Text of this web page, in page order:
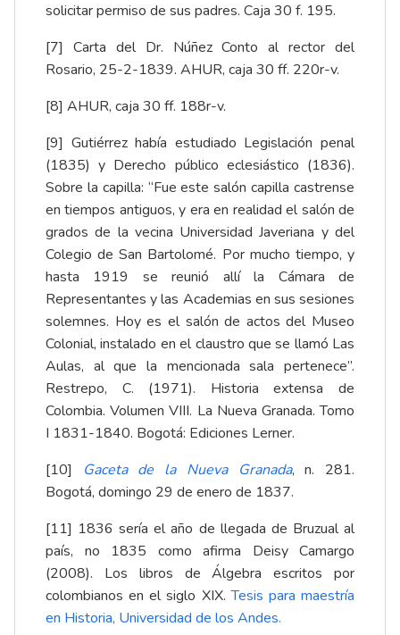
solicitar permiso de sus padres. Caja 30 f. 195.
[7] Carta del Dr. Núñez Conto al rector del
Rosario, 25-2-1839. AHUR, caja 30 ff. 220r-v.
[8] AHUR, caja 30 ff. 188r-v.
[9] Gutiérrez había estudiado Legislación penal
(1835) y Derecho público eclesiástico (1836).
Sobre la capilla: “Fue este salón capilla castrense
en tiempos antiguos, y era en realidad el salón de
grados de la vecina Universidad Javeriana y del
Colegio de San Bartolomé. Por mucho tiempo, y
hasta 1919 se reunió allí la Cámara de
Representantes y las Academias en sus sesiones
solemnes. Hoy es el salón de actos del Museo
Colonial, instalado en el claustro que se llamó Las
Aulas, al que la mencionada sala pertenece”.
Restrepo, C. (1971). Historia extensa de
Colombia. Volumen VIII. La Nueva Granada. Tomo
I 1831-1840. Bogotá: Ediciones Lerner.
[10]
Gaceta de la Nueva Granada, n. 281.
Bogotá, domingo 29 de enero de 1837.
[11] 1836 sería el año de llegada de Bruzual al
país, no 1835 como afirma Deisy Camargo
(2008). Los libros de Álgebra escritos por
colombianos en el siglo XIX.Tesis para maestría
en Historia, Universidad de los Andes.